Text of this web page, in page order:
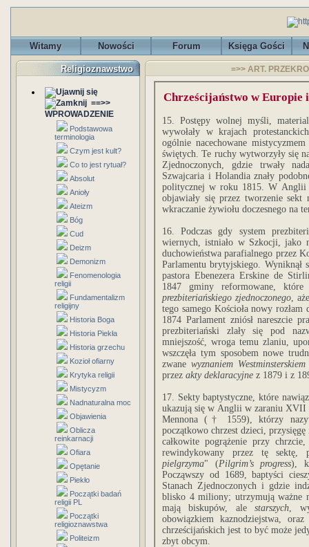
Witamy Nowości Forum Księga Gości
Religioznawstwo
==>>
WPROWADZENIE
Podstawowa
terminologia
Czym jest kult?
Co to jest rytuał?
Absolut
Anioły
Ateizm
Bóg
Cud
Deizm
Demonizm
Fenomenologia
religii
Fundamentalizm
religijny
Historia Boga
Historia Piekła
Historia grzechu
Kozioł ofiarny
Krytyka religii
Mistycyzm
Nadnaturalna moc
Objawienia
Oblicza
reinkarnacji
Ofiara
Opętanie
Piekło
Początki badań
religii PL
Początki
religioznawstwa
Politeizm
=>> ART.
Chrześcijaństwo w Europie
15. Postępy wolnej myśli,
wywołały w krajach
ogólnie nacechowane
świętych. Te ruchy wytworzyły się
Zjednoczonych, gdzie trwały
Szwajcaria i Holandia znały
politycznej w roku 1815. W Anglii
objawiały się przez tworzenie
wkraczanie żywiołu doczesnego na
16. Podczas gdy system
wiernych, istniało w Szkocji, jako
duchowieństwa parafialnego przez
Parlamentu brytyjskiego. Wyniknął
pastora Ebenezera Erskine de
1847 gminy reformowane,
prezbiteriańskiego zjednoczonego,
tego samego Kościoła nowy rozłam
1874 Parlament zniósł nareszcie
prezbiteriański zlały się pod
mniejszość, wroga temu zlaniu,
wszczęła tym sposobem nowe
zwane wyznaniem Westminsterskiem
przez akty deklaracyjne z 1879 i z
17. Sekty baptystyczne, które
ukazują się w Anglii w zaraniu XVII
Mennona († 1559), którzy
początkowo chrzest dzieci,
całkowite pogrążenie przy
rewindykowany przez tę sektę,
pielgrzyma" (Pilgrim’s progress),
Począwszy od 1689, baptyści
Stanach Zjednoczonych i gdzie
blisko 4 miliony; utrzymują ważne
mają biskupów, alestarszych,
obowiązkiem kaznodziejstwa,
chrześcijańskich jest to być może
zbyt obcym.